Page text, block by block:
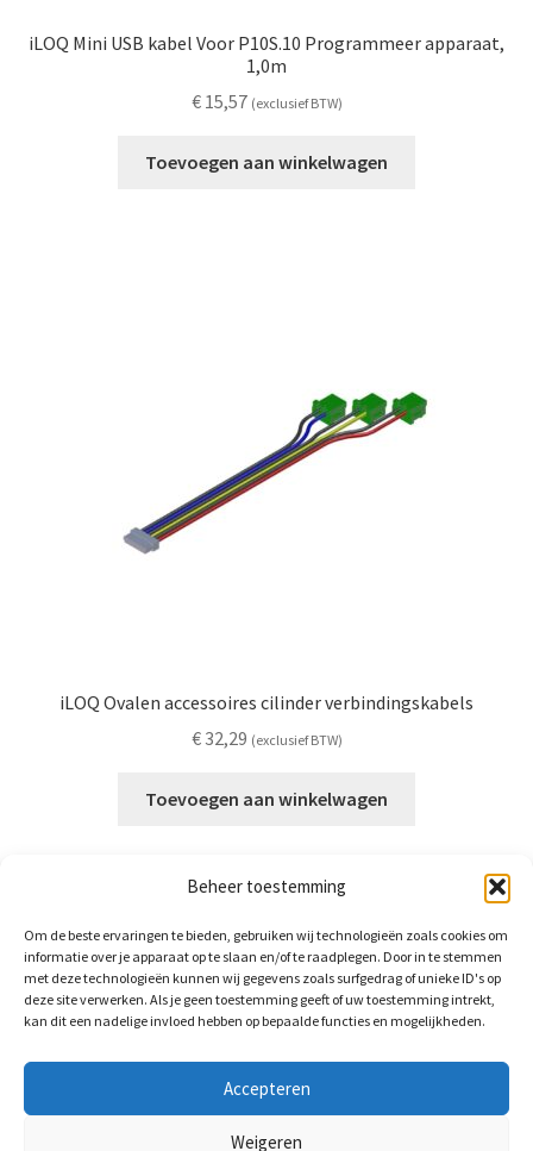
Beheer toestemming
Om de beste ervaringen te bieden, gebruiken wij technologieën zoals cookies om
informatie over je apparaat op te slaan en/of te raadplegen. Door in te stemmen
met deze technologieën kunnen wij gegevens zoals surfgedrag of unieke ID's op
deze site verwerken. Als je geen toestemming geeft of uw toestemming intrekt,
kan dit een nadelige invloed hebben op bepaalde functies en mogelijkheden.
Accepteren
Weigeren
iLOQ Mini USB kabel Voor P10S.10 Programmeer apparaat,
1,0m
€15,57 (exclusief BTW)
Toevoegen aan winkelwagen
iLOQ Ovalen accessoires cilinder verbindingskabels
€32,29 (exclusief BTW)
Toevoegen aan winkelwagen
BrightLocks BV
Arnhemsestraat 58a
6971 AS Brummen